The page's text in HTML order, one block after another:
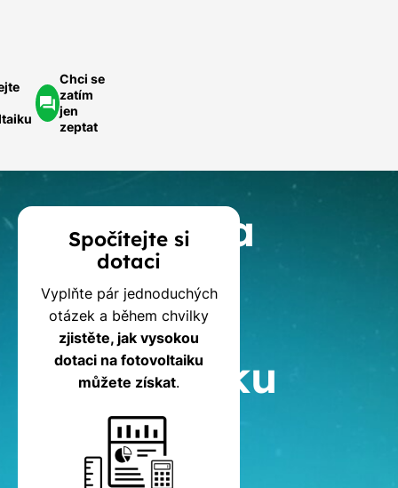
Chci se
zatím
jen
zeptat
Kalkulačka
dotací
na
fotovoltaiku
Spočítejte si
dotaci
Vyplňte pár jednoduchých
otázek a během chvilky
zjistěte, jak vysokou
dotaci na fotovoltaiku
můžete získat.